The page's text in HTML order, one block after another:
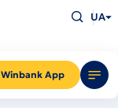
Winbank App
що
Enter
UA